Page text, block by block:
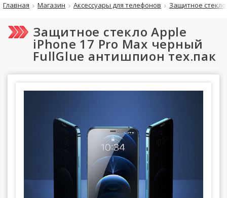
Главная Магазин Аксессуары для телефонов Защитное стекло
Защитное стекло Apple
iPhone 17 Pro Max черный
FullGlue антишпион тех.пак